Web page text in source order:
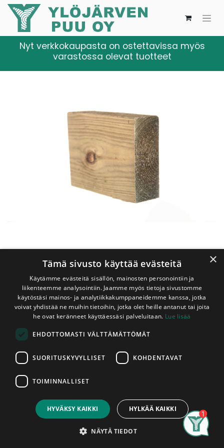
3,85€
Account
Nyt verkkokaupasta on ostettavissa myös
varastossa olevat tuotteet
Shop Kestopuu Vihreä 48x123 mm A-Luokka
Kestopuu Vihreä 48x123 mm A-
Luokka
Mitallistettu
Täysisärmäinen mitallistettu
(karkeahöylätty) vihreäksi kyllästetty
lankku. Tämä tuotteen kyllästysluokka
×
Tämä sivusto käyttää evästeitä
Käytämme evästeitä sisällön, mainosten personointiin ja
liikenteemme analysointiin. Jaamme myös tietoja sivustomme
käytöstäsi mainos- ja analytiikkakumppaneidemme kanssa, jotka
voivat yhdistää ne muihin tietoihin, jotka olet heille antanut tai joita
he ovat keränneet käyttäessäsi palveluitaan. Lue lisää
EHDOTTOMASTI VÄLTTÄMÄTTÖMÄT
SUORITUSKYVYLLISET KOHDENTAVAT
TOIMINNALLISET
HYVÄKSY KAIKKI HYLKÄÄ KAIKKI
NÄYTÄ TIEDOT